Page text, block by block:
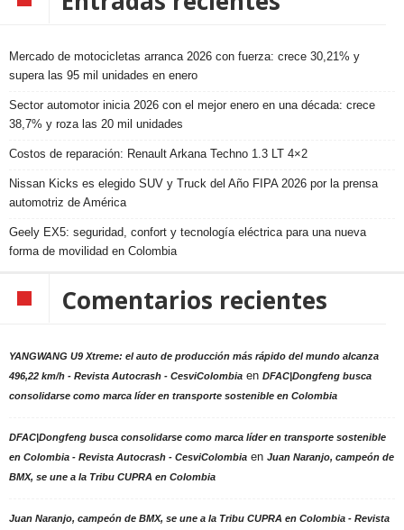
Mercado de motocicletas arranca 2026 con fuerza: crece 30,21% y
supera las 95 mil unidades en enero
Sector automotor inicia 2026 con el mejor enero en una década: crece
38,7% y roza las 20 mil unidades
Costos de reparación: Renault Arkana Techno 1.3 LT 4×2
Nissan Kicks es elegido SUV y Truck del Año FIPA 2026 por la prensa
automotriz de América
Geely EX5: seguridad, confort y tecnología eléctrica para una nueva
forma de movilidad en Colombia
Comentarios recientes
YANGWANG U9 Xtreme: el auto de producción más rápido del mundo alcanza
496,22 km/h - Revista Autocrash - CesviColombia en DFAC|Dongfeng busca
consolidarse como marca líder en transporte sostenible en Colombia
DFAC|Dongfeng busca consolidarse como marca líder en transporte sostenible
en Colombia - Revista Autocrash - CesviColombia en Juan Naranjo, campeón de
BMX, se une a la Tribu CUPRA en Colombia
Juan Naranjo, campeón de BMX, se une a la Tribu CUPRA en Colombia - Revista